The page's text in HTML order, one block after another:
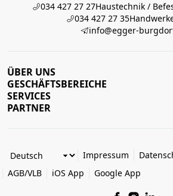
034 427 27 27Haustechnik /
034 427 27 35
info@egger-
ÜBER UNS
GESCHÄFTSBEREICHE
SERVICES
PARTNER
Impressum
AGB/VLB
iOS App Google App